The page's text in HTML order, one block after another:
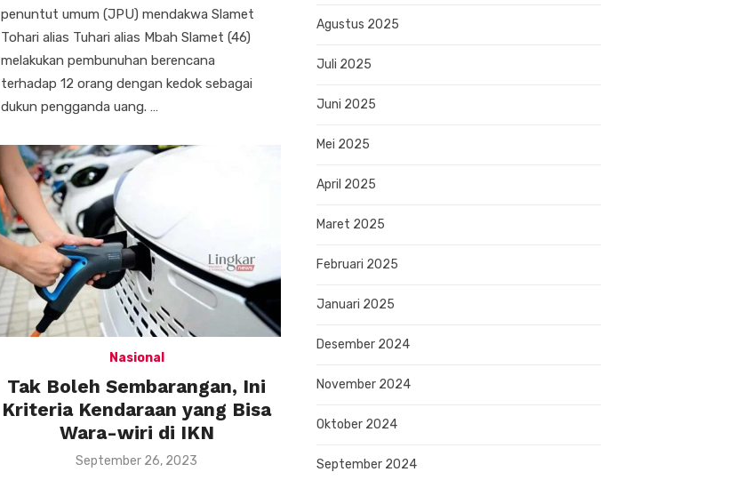
penuntut umum (JPU) mendakwa Slamet
Tohari alias Tuhari alias Mbah Slamet (46)
melakukan pembunuhan berencana
terhadap 12 orang dengan kedok sebagai
dukun pengganda uang. …
Nasional
Tak Boleh Sembarangan, Ini
Kriteria Kendaraan yang Bisa
Wara-wiri di IKN
Posted
September 26, 2023
Agustus 2025
Juli 2025
Juni 2025
Mei 2025
April 2025
Maret 2025
Februari 2025
Januari 2025
Desember 2024
November 2024
Oktober 2024
September 2024